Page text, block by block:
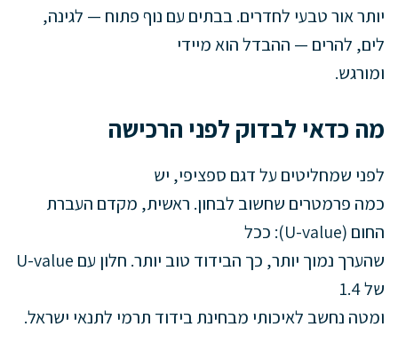
יותר אור טבעי לחדרים. בבתים עם נוף פתוח — לגינה,
לים, להרים — ההבדל הוא מיידי
ומורגש.
מה כדאי לבדוק לפני הרכישה
לפני שמחליטים על דגם ספציפי, יש
כמה פרמטרים שחשוב לבחון. ראשית, מקדם העברת
החום (U-value): ככל
שהערך נמוך יותר, כך הבידוד טוב יותר. חלון עם U-value
של 1.4
ומטה נחשב לאיכותי מבחינת בידוד תרמי לתנאי ישראל.